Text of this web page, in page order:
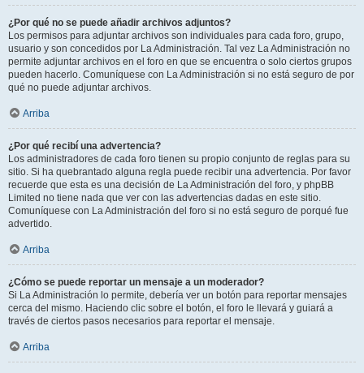
¿Por qué no se puede añadir archivos adjuntos?
Los permisos para adjuntar archivos son individuales para cada foro, grupo,
usuario y son concedidos por La Administración. Tal vez La Administración no
permite adjuntar archivos en el foro en que se encuentra o solo ciertos grupos
pueden hacerlo. Comuníquese con La Administración si no está seguro de por
qué no puede adjuntar archivos.
Arriba
¿Por qué recibí una advertencia?
Los administradores de cada foro tienen su propio conjunto de reglas para su
sitio. Si ha quebrantado alguna regla puede recibir una advertencia. Por favor
recuerde que esta es una decisión de La Administración del foro, y phpBB
Limited no tiene nada que ver con las advertencias dadas en este sitio.
Comuníquese con La Administración del foro si no está seguro de porqué fue
advertido.
Arriba
¿Cómo se puede reportar un mensaje a un moderador?
Si La Administración lo permite, debería ver un botón para reportar mensajes
cerca del mismo. Haciendo clic sobre el botón, el foro le llevará y guiará a
través de ciertos pasos necesarios para reportar el mensaje.
Arriba